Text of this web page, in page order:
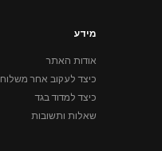
מידע
אודות האתר
כיצד לעקוב אחר משלוח
כיצד למדוד בגד
שאלות ותשובות